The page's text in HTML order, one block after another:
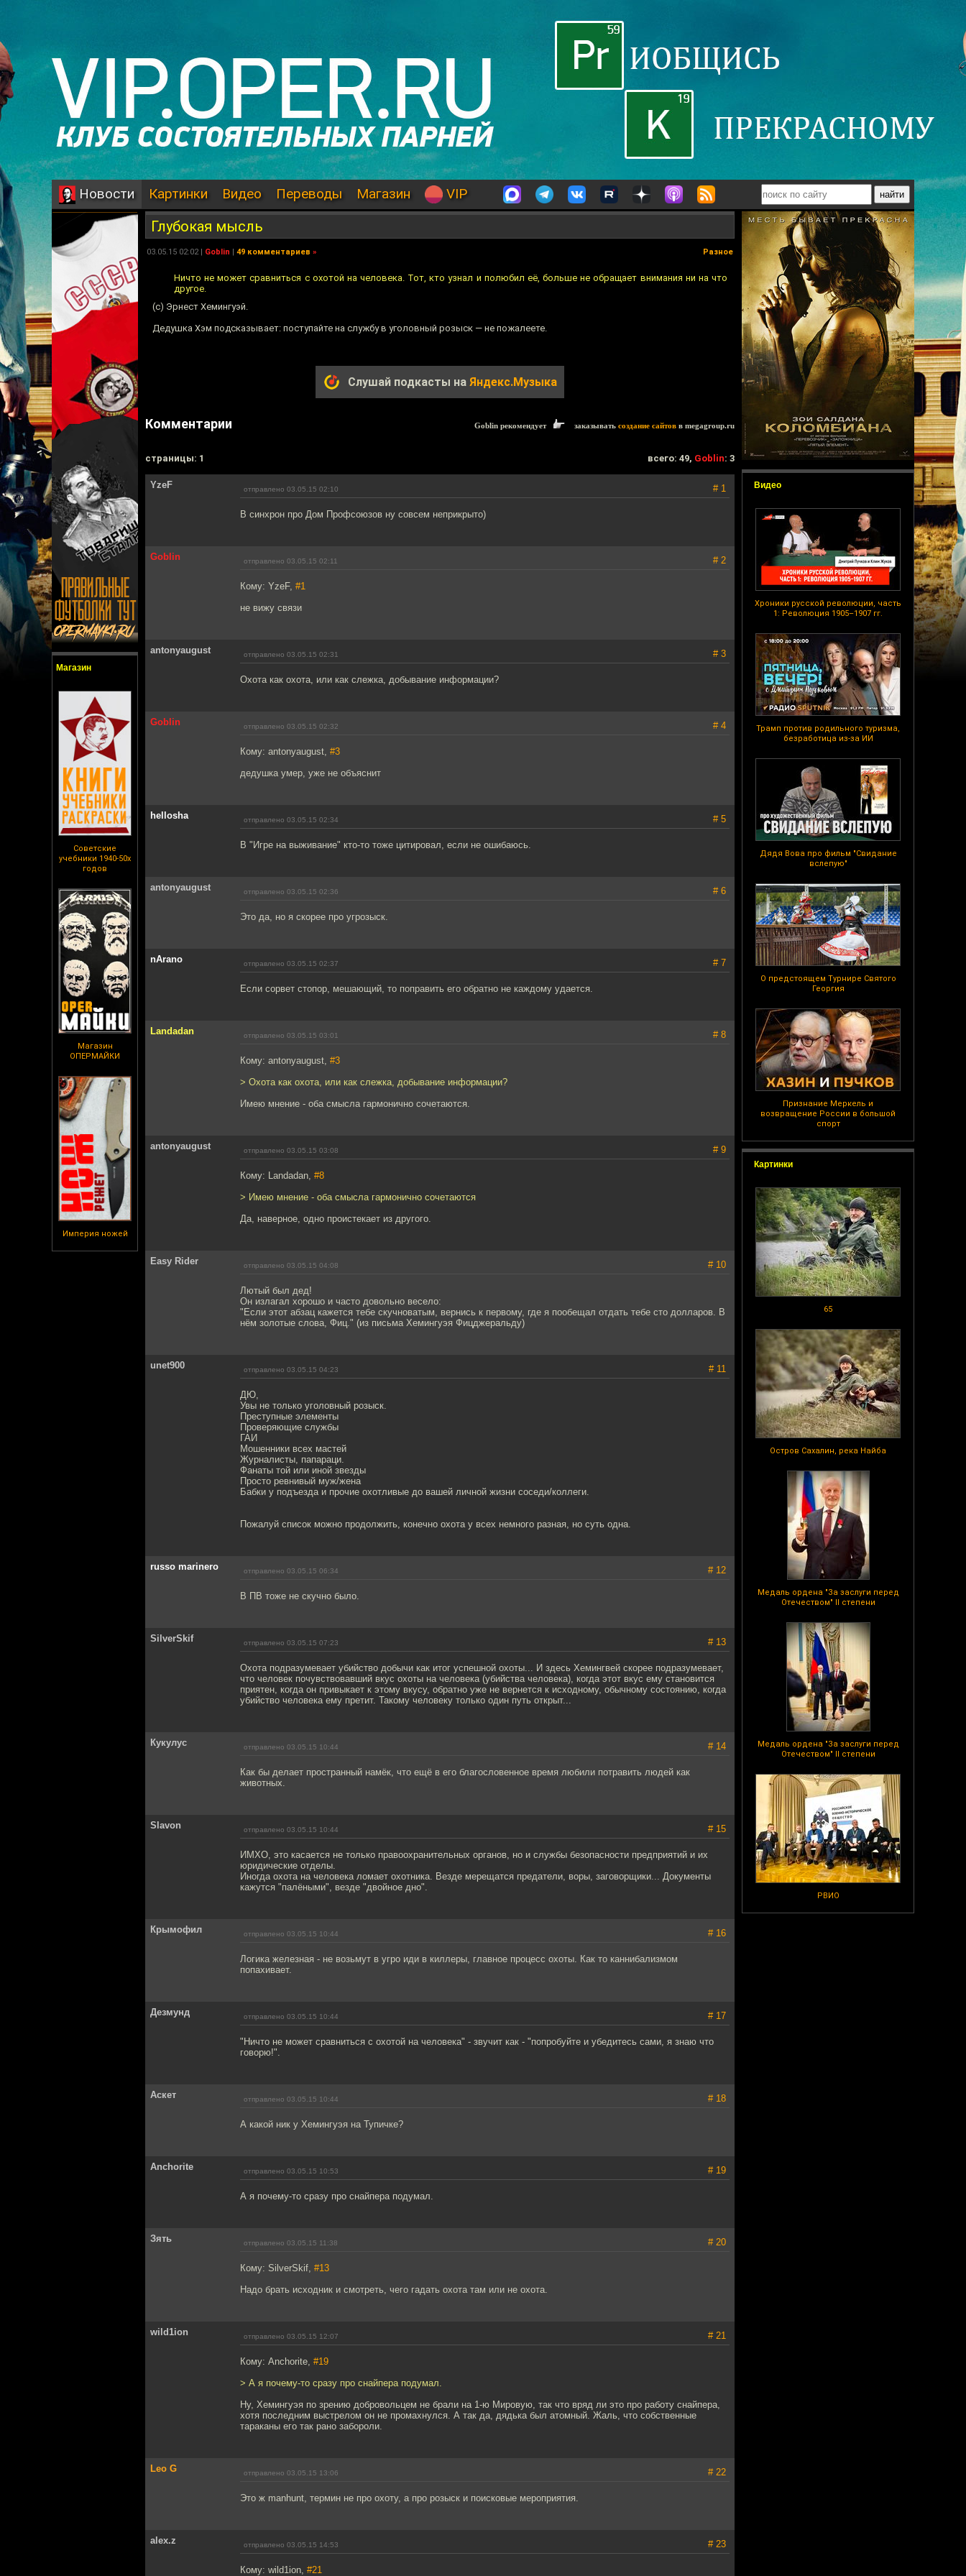
Новости Картинки Видео Переводы Магазин VIP
Магазин
Советские
учебники 1940-50х
годов
Магазин
ОПЕРМАЙКИ
Империя ножей
Видео
Хроники русской революции, часть
1: Революция 1905–1907 гг.
Трамп против родильного туризма,
безработица из-за ИИ
Дядя Вова про фильм "Свидание
вслепую"
О предстоящем Турнире Святого
Георгия
Признание Меркель и
возвращение России в большой
спорт
Картинки
65
Остров Сахалин, река Найба
Медаль ордена "За заслуги перед
Отечеством" II степени
Медаль ордена "За заслуги перед
Отечеством" II степени
РВИО
Глубокая мысль
03.05.15 02:02 | Goblin | 49 комментариев » Разное
Ничто не может сравниться с охотой на человека. Тот, кто узнал и полюбил её, больше не обращает внимания ни на что
другое.
(с) Эрнест Хемингуэй.
Дедушка Хэм подсказывает: поступайте на службу в уголовный розыск — не пожалеете.
Слушай подкасты на Яндекс.Музыка
Комментарии Goblin рекомендует заказывать создание сайтов в megagroup.ru
cтраницы: 1 всего: 49, Goblin: 3
YzeF отправлено 03.05.15 02:10 # 1
В синхрон про Дом Профсоюзов ну совсем неприкрыто)
Goblin отправлено 03.05.15 02:11 # 2
Кому: YzeF, #1
не вижу связи
antonyaugust отправлено 03.05.15 02:31 # 3
Охота как охота, или как слежка, добывание информации?
Goblin отправлено 03.05.15 02:32 # 4
Кому: antonyaugust, #3
дедушка умер, уже не объяснит
hellosha отправлено 03.05.15 02:34 # 5
В "Игре на выживание" кто-то тоже цитировал, если не ошибаюсь.
antonyaugust отправлено 03.05.15 02:36 # 6
Это да, но я скорее про угрозыск.
nArano отправлено 03.05.15 02:37 # 7
Если сорвет стопор, мешающий, то поправить его обратно не каждому удается.
Landadan отправлено 03.05.15 03:01 # 8
Кому: antonyaugust, #3
> Охота как охота, или как слежка, добывание информации?
Имею мнение - оба смысла гармонично сочетаются.
antonyaugust отправлено 03.05.15 03:08 # 9
Кому: Landadan, #8
> Имею мнение - оба смысла гармонично сочетаются
Да, наверное, одно проистекает из другого.
Easy Rider отправлено 03.05.15 04:08 # 10
Лютый был дед!
Он излагал хорошо и часто довольно весело:
"Если этот абзац кажется тебе скучноватым, вернись к первому, где я пообещал отдать тебе сто долларов. В
нём золотые слова, Фиц." (из письма Хемингуэя Фицджеральду)
unet900 отправлено 03.05.15 04:23 # 11
ДЮ,
Увы не только уголовный розыск.
Преступные элементы
Проверяющие службы
ГАИ
Мошенники всех мастей
Журналисты, папараци.
Фанаты той или иной звезды
Просто ревнивый муж/жена
Бабки у подъезда и прочие охотливые до вашей личной жизни соседи/коллеги.
Пожалуй список можно продолжить, конечно охота у всех немного разная, но суть одна.
russo marinero отправлено 03.05.15 06:34 # 12
В ПВ тоже не скучно было.
SilverSkif отправлено 03.05.15 07:23 # 13
Охота подразумевает убийство добычи как итог успешной охоты... И здесь Хемингвей скорее подразумевает,
что человек почувствовавший вкус охоты на человека (убийства человека), когда этот вкус ему становится
приятен, когда он привыкает к этому вкусу, обратно уже не вернется к исходному, обычному состоянию, когда
убийство человека ему претит. Такому человеку только один путь открыт...
Кукулус отправлено 03.05.15 10:44 # 14
Как бы делает пространный намёк, что ещё в его благословенное время любили потравить людей как
животных.
Slavon отправлено 03.05.15 10:44 # 15
ИМХО, это касается не только правоохранительных органов, но и службы безопасности предприятий и их
юридические отделы.
Иногда охота на человека ломает охотника. Везде мерещатся предатели, воры, заговорщики... Документы
кажутся "палёными", везде "двойное дно".
Крымофил отправлено 03.05.15 10:44 # 16
Логика железная - не возьмут в угро иди в киллеры, главное процесс охоты. Как то каннибализмом
попахивает.
Дезмунд отправлено 03.05.15 10:44 # 17
"Ничто не может сравниться с охотой на человека" - звучит как - "попробуйте и убедитесь сами, я знаю что
говорю!".
Aскет отправлено 03.05.15 10:44 # 18
А какой ник у Хемингуэя на Тупичке?
Anchorite отправлено 03.05.15 10:53 # 19
А я почему-то сразу про снайпера подумал.
Зять отправлено 03.05.15 11:38 # 20
Кому: SilverSkif, #13
Надо брать исходник и смотреть, чего гадать охота там или не охота.
wild1ion отправлено 03.05.15 12:07 # 21
Кому: Anchorite, #19
> А я почему-то сразу про снайпера подумал.
Ну, Хемингуэя по зрению добровольцем не брали на 1-ю Мировую, так что вряд ли это про работу снайпера,
хотя последним выстрелом он не промахнулся. А так да, дядька был атомный. Жаль, что собственные
тараканы его так рано забороли.
Leo G отправлено 03.05.15 13:06 # 22
Это ж manhunt, термин не про охоту, а про розыск и поисковые мероприятия.
alex.z отправлено 03.05.15 14:53 # 23
Кому: wild1ion, #21